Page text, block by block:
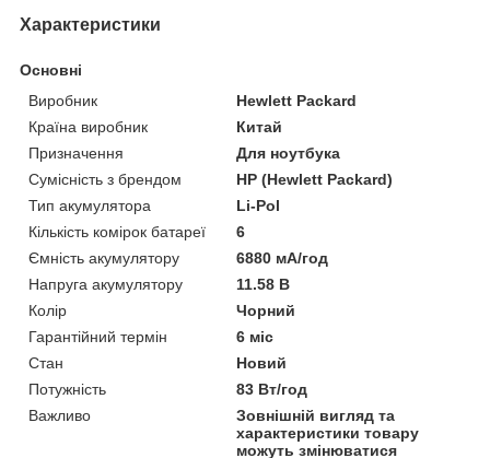
Характеристики
Основні
Виробник
Hewlett Packard
Країна виробник
Китай
Призначення
Для ноутбука
Сумісність з брендом
HP (Hewlett Packard)
Тип акумулятора
Li-Pol
Кількість комірок батареї
6
Ємність акумулятору
6880 мА/год
Напруга акумулятору
11.58 В
Колір
Чорний
Гарантійний термін
6 міс
Стан
Новий
Потужність
83 Вт/год
Важливо
Зовнішній вигляд та
характеристики товару
можуть змінюватися